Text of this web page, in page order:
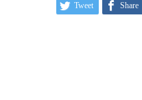
Tweet Share